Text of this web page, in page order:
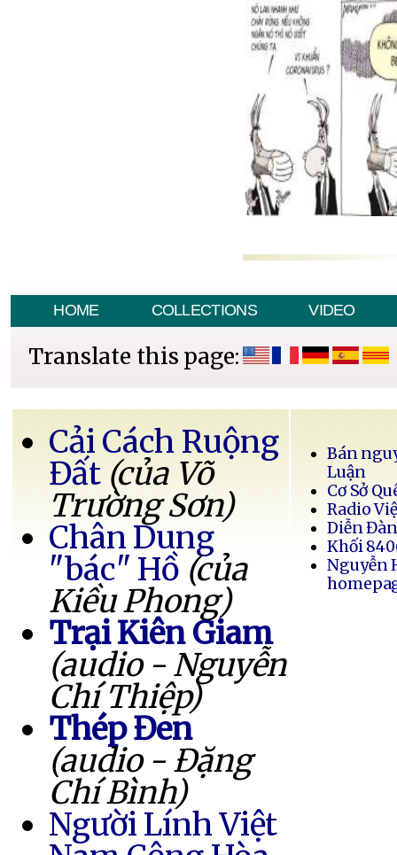
HOME COLLECTIONS VIDEO
Translate this page:
Cải Cách Ruộng
Đất (của Võ
Trường Sơn)
Chân Dung
"bác" Hồ (của
Kiều Phong)
Trại Kiên Giam
(audio - Nguyễn
Chí Thiệp)
Thép Đen
(audio - Đặng
Chí Bình)
Người Lính Việt
Bán
Luận
Cơ Sở
Radio
Diễn
Khối
Nguyễn